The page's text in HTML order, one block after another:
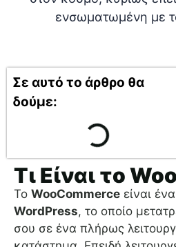
Σε αυτό το άρθρο θα
δούμε:
Τι Είναι το
Το WooCommerce είναι
WordPress, το οποίο
σου σε ένα πλήρως